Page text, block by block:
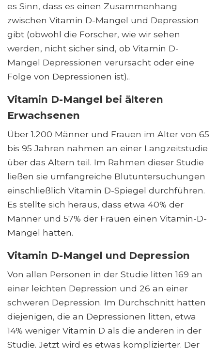
es Sinn, dass es einen Zusammenhang
zwischen Vitamin D-Mangel und Depression
gibt (obwohl die Forscher, wie wir sehen
werden, nicht sicher sind, ob Vitamin D-
Mangel Depressionen verursacht oder eine
Folge von Depressionen ist)..
Vitamin D-Mangel bei älteren
Erwachsenen
Über 1.200 Männer und Frauen im Alter von 65
bis 95 Jahren nahmen an einer Langzeitstudie
über das Altern teil. Im Rahmen dieser Studie
ließen sie umfangreiche Blutuntersuchungen
einschließlich Vitamin D-Spiegel durchführen.
Es stellte sich heraus, dass etwa 40% der
Männer und 57% der Frauen einen Vitamin-D-
Mangel hatten.
Vitamin D-Mangel und Depression
Von allen Personen in der Studie litten 169 an
einer leichten Depression und 26 an einer
schweren Depression. Im Durchschnitt hatten
diejenigen, die an Depressionen litten, etwa
14% weniger Vitamin D als die anderen in der
Studie. Jetzt wird es etwas komplizierter. Der